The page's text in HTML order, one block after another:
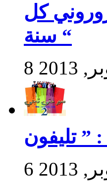
: ” زوروني كل
سنة “
2013
2013